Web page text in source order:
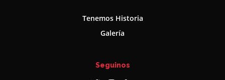
Tenemos Historia
Galería
Seguinos